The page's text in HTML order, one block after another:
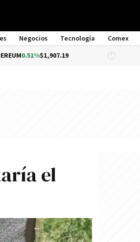
Negocios Tecnología
Comex
$1,907.19 DÓLAR BNA
el